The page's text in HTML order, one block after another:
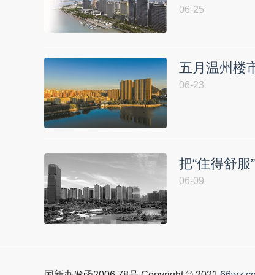
06-25
五月温州楼
06-23
把“住得舒
06-09